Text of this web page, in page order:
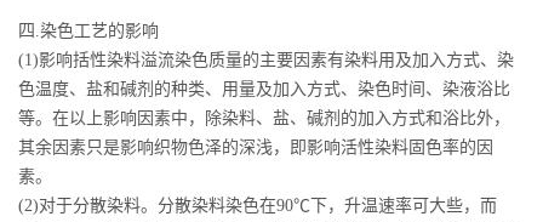
四.染色工艺的影响
(1)影响括性染料溢流染色质量的主要因素有染料用及加入方式、染
色温度、盐和碱剂的种类、用量及加入方式、染色时间、染液浴比
等。在以上影响因素中，除染料、盐、碱剂的加入方式和浴比外，
其余因素只是影响织物色泽的深浅，即影响活性染料固色率的因
素。
(2)对于分散染料。分散染料染色在90℃下，升温速率可大些，而